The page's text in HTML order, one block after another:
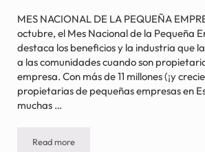
MES NACIONAL DE LA PEQUEÑA
octubre, el Mes Nacional de la Pequeña
destaca los beneficios y la industria que
a las comunidades cuando son
empresa. Con más de 11 millones (¡y
propietarias de pequeñas empresas en
muchas …
Read moreMES NACIONAL DE LA PEQUEÑA